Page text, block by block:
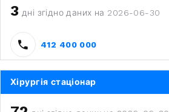
3 дні згідно даних на 2026-06-30
412 400 000
Хірургія стаціонар